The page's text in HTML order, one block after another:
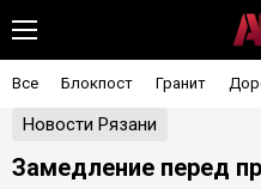
Все Блокпост Гранит
Новости Рязани
Замедление перед